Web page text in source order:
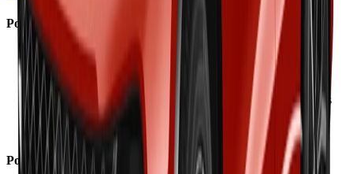
Points Forts
Insonorisation réussie même à haute vitesse
✓
Consommations maîtrisées de 5,1 à 6,5 l/100 km
✓ Confort des suspensions bien calibré
✓ Présentation intérieure spectaculaire avec dalle 21 pouces
✓ Autonomie électrique PHEV améliorée à 78 km réels
✓ Volume coffre préservé à 520 litres sur PHEV
Points Faibles